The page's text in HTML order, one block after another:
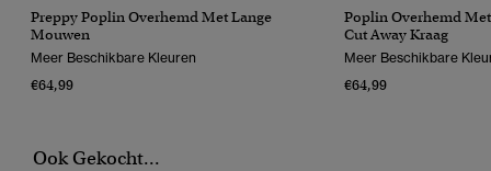
Preppy Poplin Overhemd Met Lange
Mouwen
Meer Beschikbare Kleuren
€64,99
Poplin Overhemd
Cut Away Kraag
Meer Beschikbare
€64,99
Ook Gekocht...